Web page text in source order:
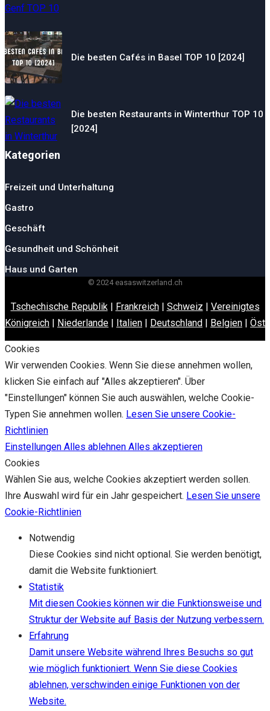
Die besten Cafés in Basel TOP 10 [2024]
Die besten Restaurants in Winterthur TOP 10
[2024]
Kategorien
Freizeit und Unterhaltung
Gastro
Geschäft
Gesundheit und Schönheit
Haus und Garten
© 2024 easaswitzerland.ch
Tschechische Republik| Frankreich| Schweiz
Vereinigtes
Königreich
Niederlande Italien Deutschland Belgien
Cookies
Wir verwenden Cookies. Wenn Sie diese annehmen wollen,
klicken Sie einfach auf "Alles akzeptieren". Über
"Einstellungen" können Sie auch auswählen, welche Cookie-
Typen Sie annehmen wollen. Lesen Sie unsere Cookie-
Richtlinien
Einstellungen Alles ablehnen Alles akzeptieren
Cookies
Wählen Sie aus, welche Cookies akzeptiert werden sollen.
Ihre Auswahl wird für ein Jahr gespeichert. Lesen Sie unsere
Cookie-Richtlinien
Notwendig
Diese Cookies sind nicht optional. Sie werden benötigt,
damit die Website funktioniert.
Statistik
Mit diesen Cookies können wir die Funktionsweise und
Struktur der Website auf Basis der Nutzung verbessern.
Erfahrung
Damit unsere Website während Ihres Besuchs so gut
wie möglich funktioniert. Wenn Sie diese Cookies
ablehnen, verschwinden einige Funktionen von der
Website.